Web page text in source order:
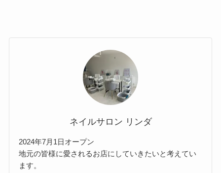
ネイルサロン リンダ
2024年7月1日オープン
地元の皆様に愛されるお店にしていきたいと考えてい
ます。